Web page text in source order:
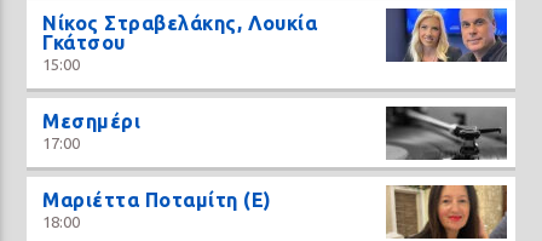
Νίκος Στραβελάκης, Λουκία
Γκάτσου
15:00
Μεσημέρι
17:00
Μαριέττα Ποταμίτη (Ε)
18:00